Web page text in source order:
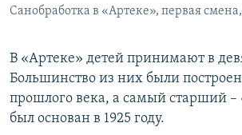
Санобработка в «Артеке», первая
В «Артеке» детей принимают в
Большинство из них были
прошлого века, а самый старший
был основан в 1925 году.